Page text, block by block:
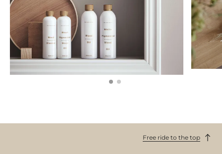
Free ride to the top